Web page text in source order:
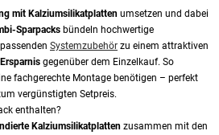
mit Kalziumsilikatplatten umsetzen und dabei
Sparpacks bündeln hochwertige
Systemzubehör zu einem attraktiven
gegenüber dem Einzelkauf. So
fachgerechte Montage benötigen – perfekt
vergünstigten Setpreis.
enthalten?
Kalziumsilikatplatten zusammen mit den